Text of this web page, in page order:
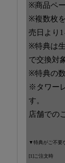
※商品ペ
※複数枚
売日より
※特典は
で交換対
※特典の
※タワー
す。
店舗での
▼特典がご不要
[1]ご注文時